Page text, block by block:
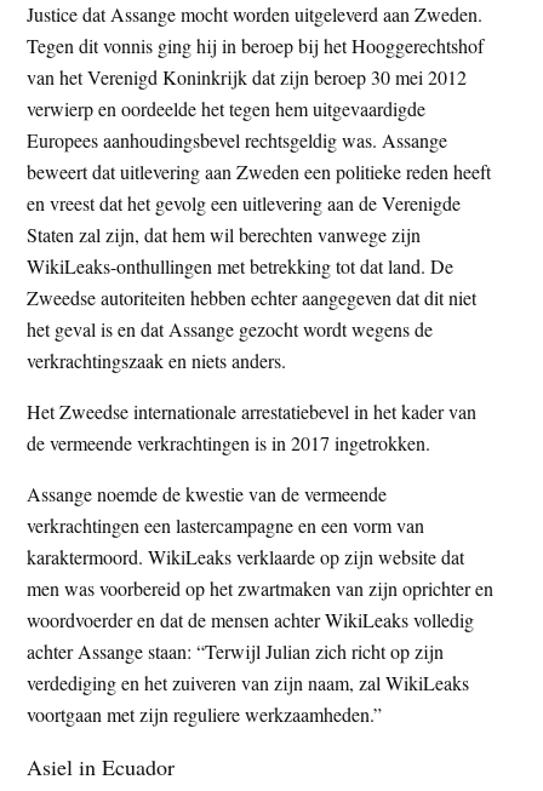
Justice dat Assange mocht worden uitgeleverd aan Zweden.
Tegen dit vonnis ging hij in beroep bij het Hooggerechtshof
van het Verenigd Koninkrijk dat zijn beroep 30 mei 2012
verwierp en oordeelde het tegen hem uitgevaardigde
Europees aanhoudingsbevel rechtsgeldig was. Assange
beweert dat uitlevering aan Zweden een politieke reden heeft
en vreest dat het gevolg een uitlevering aan de Verenigde
Staten zal zijn, dat hem wil berechten vanwege zijn
WikiLeaks-onthullingen met betrekking tot dat land. De
Zweedse autoriteiten hebben echter aangegeven dat dit niet
het geval is en dat Assange gezocht wordt wegens de
verkrachtingszaak en niets anders.
Het Zweedse internationale arrestatiebevel in het kader van
de vermeende verkrachtingen is in 2017 ingetrokken.
Assange noemde de kwestie van de vermeende
verkrachtingen een lastercampagne en een vorm van
karaktermoord. WikiLeaks verklaarde op zijn website dat
men was voorbereid op het zwartmaken van zijn oprichter en
woordvoerder en dat de mensen achter WikiLeaks volledig
achter Assange staan: “Terwijl Julian zich richt op zijn
verdediging en het zuiveren van zijn naam, zal WikiLeaks
voortgaan met zijn reguliere werkzaamheden.”
Asiel in Ecuador